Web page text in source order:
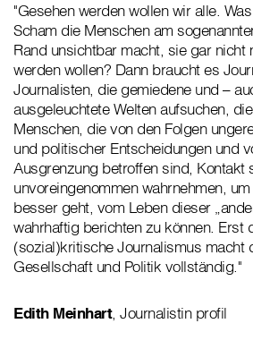
"Gesehen werden wollen wir alle.
Scham die Menschen am
Rand unsichtbar macht, sie gar nicht
werden wollen? Dann braucht es
Journalisten, die gemiedene und –
ausgeleuchtete Welten aufsuchen,
Menschen, die von den Folgen
und politischer Entscheidungen und
Ausgrenzung betroffen sind, Kontakt
unvoreingenommen wahrnehmen,
besser geht, vom Leben dieser
wahrhaftig berichten zu können. Erst
(sozial)kritische Journalismus macht
Gesellschaft und Politik vollständig."
Edith Meinhart, Journalistin profil